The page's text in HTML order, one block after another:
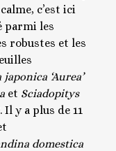
c’est ici
parmi les
robustes et les
japonica ‘Aurea’
et Sciadopitys
Il y a plus de 11
domestica